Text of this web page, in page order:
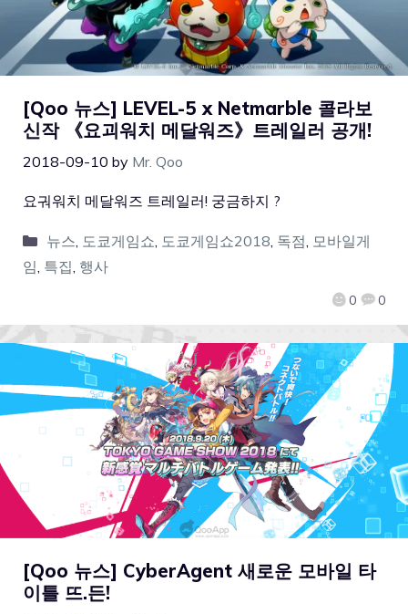
[Qoo 뉴스] LEVEL-5 x Netmarble 콜라보
신작 《요괴워치 메달워즈》트레일러 공개!
2018-09-10 by Mr. Qoo
0 0
요궈워치 메달워즈 트레일러! 궁금하지 ?
뉴스 도쿄게임쇼 도쿄게임쇼2018 독점 모바일게
임 특집 행사
[Qoo 뉴스] CyberAgent 새로운 모바일 타
이틀 뜨.든!